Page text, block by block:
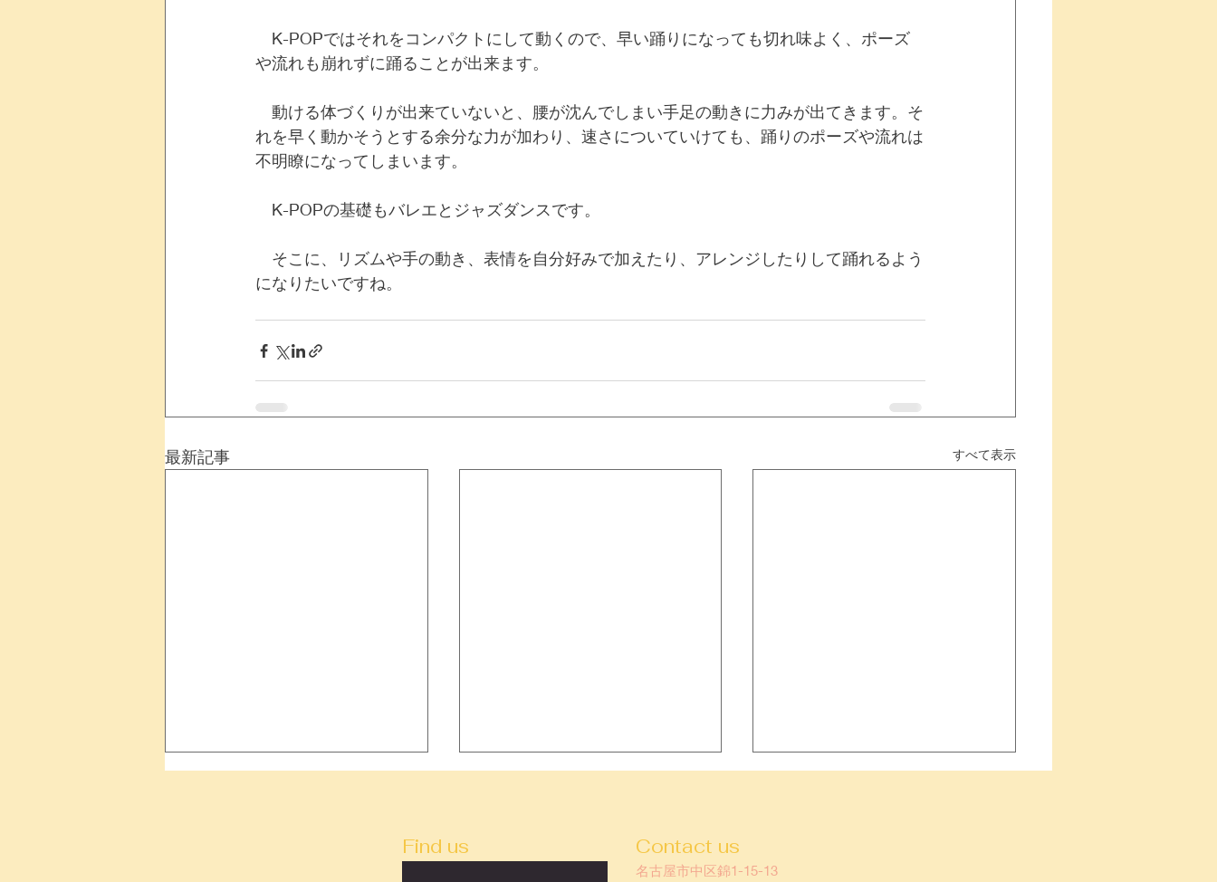
K-POPではそれをコンパクトにして動くので、早い踊りになっても切れ味よく、ポーズ
や流れも崩れずに踊ることが出来ます。
動ける体づくりが出来ていないと、腰が沈んでしまい手足の動きに力みが出てきます。そ
れを早く動かそうとする余分な力が加わり、速さについていけても、踊りのポーズや流れは
不明瞭になってしまいます。
K-POPの基礎もバレエとジャズダンスです。
そこに、リズムや手の動き、表情を自分好みで加えたり、アレンジしたりして踊れるよう
になりたいですね。
最新記事 すべて表示
Find us Contact us
名古屋市中区錦1-15-13